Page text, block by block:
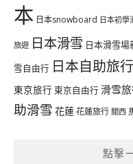
本 日本snowboard 日本初學
旅遊 日本滑雪 日本滑雪場
雪自由行 日本自助旅行
東京旅行 東京自由行 滑雪
助滑雪 花蓮花蓮旅行 關西
點擊